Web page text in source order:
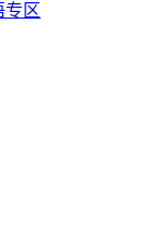
专区